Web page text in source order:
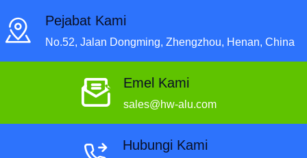
Pejabat Kami
No.52, Jalan Dongming, Zhengzhou, Henan, China
Emel Kami
sales@hw-alu.com
Hubungi Kami